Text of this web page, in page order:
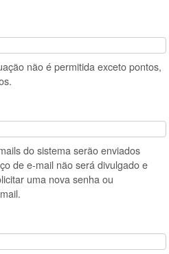
não é permitida exceto pontos,
do sistema serão enviados
de e-mail não será divulgado e
uma nova senha ou